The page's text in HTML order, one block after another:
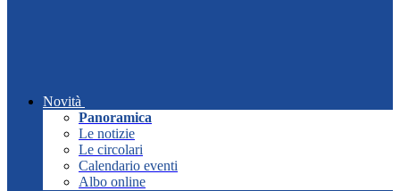
Novità
Panoramica
Le notizie
Le circolari
Calendario eventi
Albo online